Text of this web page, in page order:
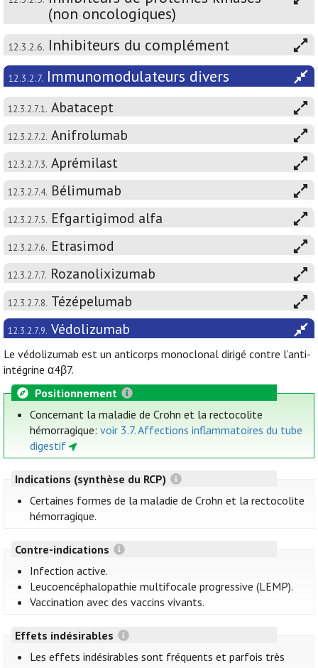
(non oncologiques)
12.3.2.6. Inhibiteurs du complément
12.3.2.7. Immunomodulateurs divers
12.3.2.7.1. Abatacept
12.3.2.7.2. Anifrolumab
12.3.2.7.3. Aprémilast
12.3.2.7.4. Bélimumab
12.3.2.7.5. Efgartigimod alfa
12.3.2.7.6. Etrasimod
12.3.2.7.7. Rozanolixizumab
12.3.2.7.8. Tézépelumab
12.3.2.7.9. Védolizumab
Le védolizumab est un anticorps monoclonal dirigé contre l’anti-
intégrine α4β7.
Positionnement
Concernant la maladie de Crohn et la rectocolite
hémorragique:voir 3.7. Affections inflammatoires du tube
digestif
Indications (synthèse du RCP)
Certaines formes de la maladie de Crohn et la rectocolite
hémorragique.
Contre-indications
Infection active.
Leucoencéphalopathie multifocale progressive (LEMP).
Vaccination avec des vaccins vivants.
Effets indésirables
Les effets indésirables sont fréquents et parfois très